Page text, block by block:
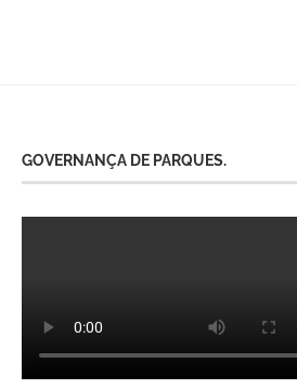
GOVERNANÇA DE PARQUES.